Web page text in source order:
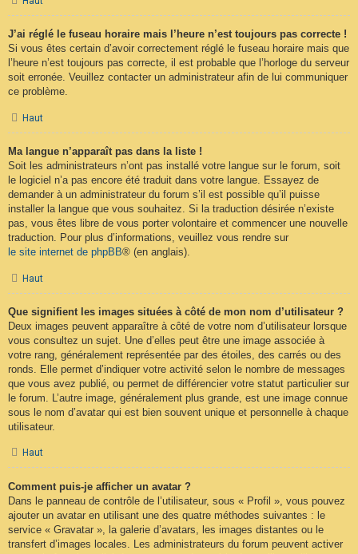
J’ai réglé le fuseau horaire mais l’heure n’est toujours pas correcte !
Si vous êtes certain d’avoir correctement réglé le fuseau horaire mais que
l’heure n’est toujours pas correcte, il est probable que l’horloge du serveur
soit erronée. Veuillez contacter un administrateur afin de lui communiquer
ce problème.
Haut
Ma langue n’apparaît pas dans la liste !
Soit les administrateurs n’ont pas installé votre langue sur le forum, soit
le logiciel n’a pas encore été traduit dans votre langue. Essayez de
demander à un administrateur du forum s’il est possible qu’il puisse
installer la langue que vous souhaitez. Si la traduction désirée n’existe
pas, vous êtes libre de vous porter volontaire et commencer une nouvelle
traduction. Pour plus d’informations, veuillez vous rendre sur
le site internet de phpBB® (en anglais).
Haut
Que signifient les images situées à côté de mon nom d’utilisateur ?
Deux images peuvent apparaître à côté de votre nom d’utilisateur lorsque
vous consultez un sujet. Une d’elles peut être une image associée à
votre rang, généralement représentée par des étoiles, des carrés ou des
ronds. Elle permet d’indiquer votre activité selon le nombre de messages
que vous avez publié, ou permet de différencier votre statut particulier sur
le forum. L’autre image, généralement plus grande, est une image connue
sous le nom d’avatar qui est bien souvent unique et personnelle à chaque
utilisateur.
Haut
Comment puis-je afficher un avatar ?
Dans le panneau de contrôle de l’utilisateur, sous « Profil », vous pouvez
ajouter un avatar en utilisant une des quatre méthodes suivantes : le
service « Gravatar », la galerie d’avatars, les images distantes ou le
transfert d’images locales. Les administrateurs du forum peuvent activer